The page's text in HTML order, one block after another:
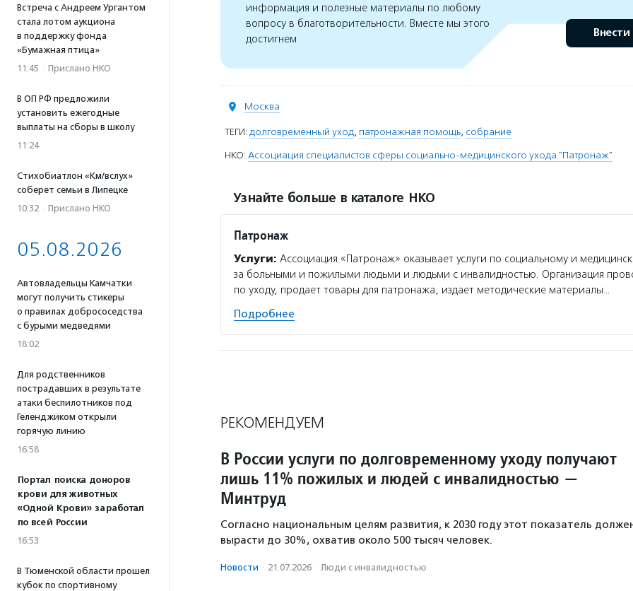
Встреча с Андреем Ургантом
стала лотом аукциона
в поддержку фонда
«Бумажная птица»
11:45 · Прислано НКО
В ОП РФ предложили
установить ежегодные
выплаты на сборы в школу
11:24
Стихобиатлон «Км/вслух»
соберет семьи в Липецке
10:32 · Прислано НКО
05.08.2026
Автовладельцы Камчатки
могут получить стикеры
о правилах добрососедства
с бурыми медведями
18:02
Для родственников
пострадавших в результате
атаки беспилотников под
Геленджиком открыли
горячую линию
16:58
Портал поиска доноров
крови для животных
«Одной Крови» заработал
по всей России
16:53
В Тюменской области прошел
кубок по спортивному
информация и полезные материалы по любому
вопросу в благотворительности. Вместе мы этого
достигнем
Внести
Москва
ТЕГИ: долговременный уход, патронажная помощь, собрание
НКО: Ассоциация специалистов сферы социально-медицинского ухода "Патронаж"
Узнайте больше в каталоге НКО
Патронаж
Услуги: Ассоциация «Патронаж» оказывает услуги по социальному и
за больными и пожилыми людьми и людьми с инвалидностью. Организация
по уходу, продает товары для патронажа, издает методические материалы…
Подробнее
РЕКОМЕНДУЕМ
В России услуги по долговременному уходу получают
лишь 11% пожилых и людей с инвалидностью —
Минтруд
Согласно национальным целям развития, к 2030 году этот показатель
вырасти до 30%, охватив около 500 тысяч человек.
Новости · 21.07.2026 · Люди с инвалидностью